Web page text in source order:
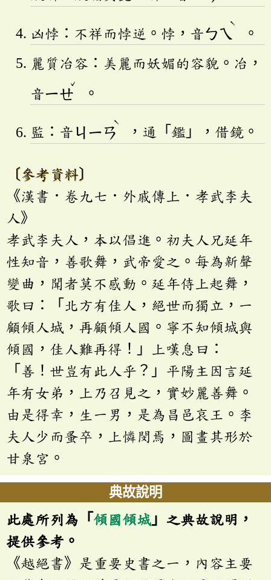
凶悖：不祥而悖逆。悖，音ㄅㄟ
ˋ
。
麗質冶容：美麗而妖媚的容貌。冶，
音ㄧㄝ
ˇ
。
監：音 ㄐㄧㄢ
ˋ
，通「鑑」，借鏡。
〔參考資料〕
《漢書．卷九七．外戚傳上．孝武李夫
人》
孝武李夫人，本以倡進。初夫人兄延年
性知音，善歌舞，武帝愛之。每為新聲
變曲，聞者莫不感動。延年侍上起舞，
歌曰：「北方有佳人，絕世而獨立，一
顧傾人城，再顧傾人國。寧不知傾城與
傾國，佳人難再得！」上嘆息曰：
「善！世豈有此人乎？」平陽主因言延
年有女弟，上乃召見之，實妙麗善舞。
由是得幸，生一男，是為昌邑哀王。李
夫人少而蚤卒，上憐閔焉，圖畫其形於
甘泉宮。
典故說明
此處所列為「 傾國傾城 」之典故說明，
提供參考。
《越絕書》是重要史書之一，內容主要